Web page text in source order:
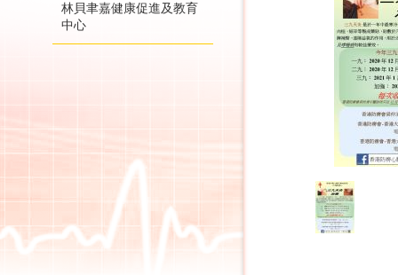
林貝聿嘉健康促進及教育
中心